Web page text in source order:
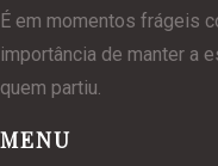
É em momentos frágeis
importância de manter a
quem partiu.
MENU